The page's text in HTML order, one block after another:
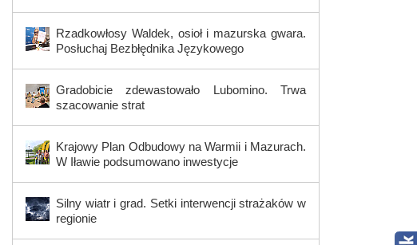
Rzadkowłosy Waldek, osioł i mazurska gwara.
Posłuchaj Bezbłędnika Językowego
Gradobicie zdewastowało Lubomino. Trwa
szacowanie strat
Krajowy Plan Odbudowy na Warmii i Mazurach.
W Iławie podsumowano inwestycje
Silny wiatr i grad. Setki interwencji strażaków w
regionie